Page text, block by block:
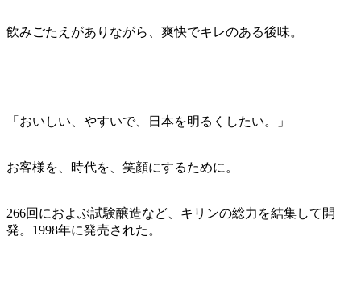
飲みごたえがありながら、爽快でキレのある後味。
「おいしい、やすいで、日本を明るくしたい。」
お客様を、時代を、笑顔にするために。
266回におよぶ試験醸造など、キリンの総力を結集して開
発。1998年に発売された。